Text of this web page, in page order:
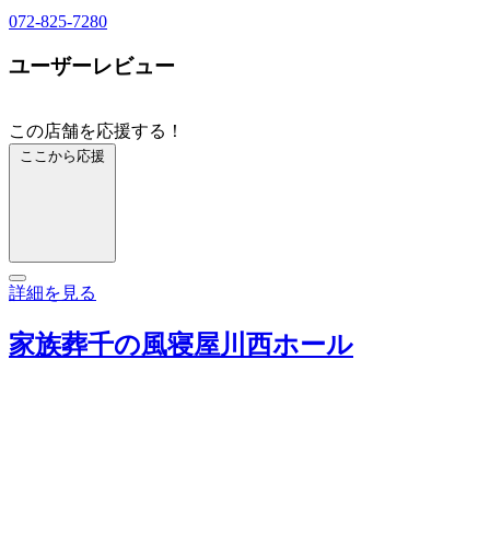
072-825-7280
ユーザーレビュー
この店舗を応援する！
ここから応援
詳細を見る
家族葬千の風寝屋川西ホール